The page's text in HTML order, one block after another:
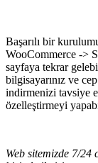
Başarılı bir
WooCommerce ->
sayfaya tekrar
bilgisayarınız ve
indirmenizi tavsiye
özelleştirmeyi
Web sitemizde 7/24